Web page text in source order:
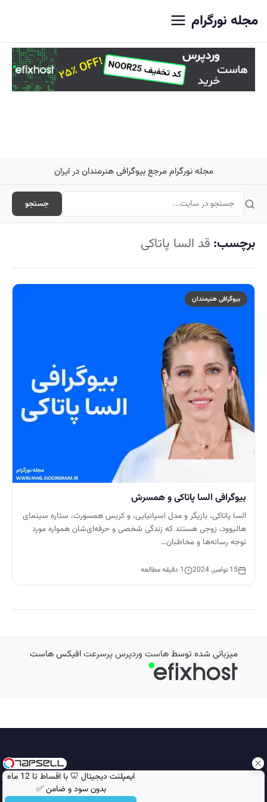
ایمپلنت دیجیتال 🦷 با اقساط تا 12 ماه
بدون سود و ضامن ✅
مجله نورگرام
مجله نورگرام مرجع بیوگرافی هنرمندان در ایران
جستجو
برچسب: قد السا پاتاکی
بیوگرافی هنرمندان
بیوگرافی السا پاتاکی و همسرش
السا پاتاکی، بازیگر و مدل اسپانیایی، و کریس همسورث، ستاره سینمای
هالیوود، زوجی هستند که زندگی شخصی و حرفه‌ای‌شان همواره مورد
توجه رسانه‌ها و مخاطبان…
15 نوامبر, 2024 1 دقیقه مطالعه
میزبانی شده توسطهاست وردپرس پرسرعتافیکس هاست
تمامی حقوق محفوظ است © 2026 مجله نورگرام